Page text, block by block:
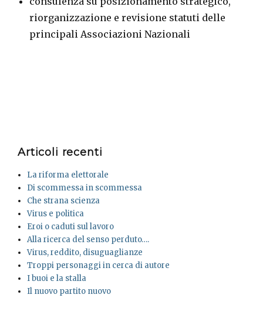
riorganizzazione e revisione statuti delle
principali Associazioni Nazionali
Articoli recenti
La riforma elettorale
Di scommessa in scommessa
Che strana scienza
Virus e politica
Eroi o caduti sul lavoro
Alla ricerca del senso perduto….
Virus, reddito, disuguaglianze
Troppi personaggi in cerca di autore
I buoi e la stalla
Il nuovo partito nuovo